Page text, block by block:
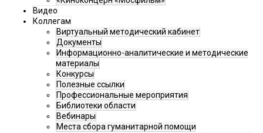
Видео
Коллегам
Виртуальный методический кабинет
Документы
Информационно-аналитические и методические
материалы
Конкурсы
Полезные ссылки
Профессиональные мероприятия
Библиотеки области
Вебинары
Места сбора гуманитарной помощи